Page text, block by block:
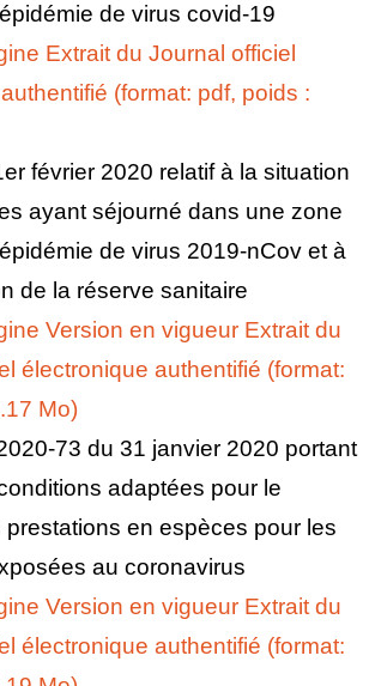
de virus covid-19
Extrait du Journal officiel
(format: pdf, poids :
février 2020 relatif à la situation
ayant séjourné dans une zone
de virus 2019-nCov et à
de la réserve sanitaire
Version en vigueur Extrait du
électronique authentifié (format:
Mo)
73 du 31 janvier 2020 portant
adaptées pour le
prestations en espèces pour les
au coronavirus
Version en vigueur Extrait du
électronique authentifié (format: